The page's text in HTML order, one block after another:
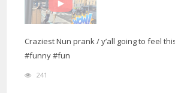
Craziest Nun prank / y’all going to feel
#funny #fun
241